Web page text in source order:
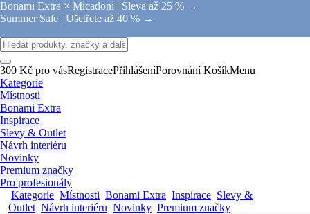
Bonami Extra × Micadoni | Sleva až 25 % →
Summer Sale | Ušetřete až 40 % →
300 Kč pro vásRegistracePřihlášeníPorovnání KošíkMenu
Kategorie
Místnosti
Bonami Extra
Inspirace
Slevy & Outlet
Návrh interiéru
Novinky
Premium značky
Pro profesionály
Kategorie Místnosti Bonami Extra Inspirace Slevy &
Outlet Návrh interiéru Novinky Premium značky